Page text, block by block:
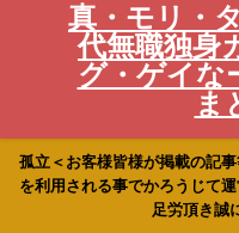
真・モリ・
代無職独身
グ・ゲイな
ま
孤立＜お客様皆様が掲載の記
を利用される事でかろうじて
足労頂き誠